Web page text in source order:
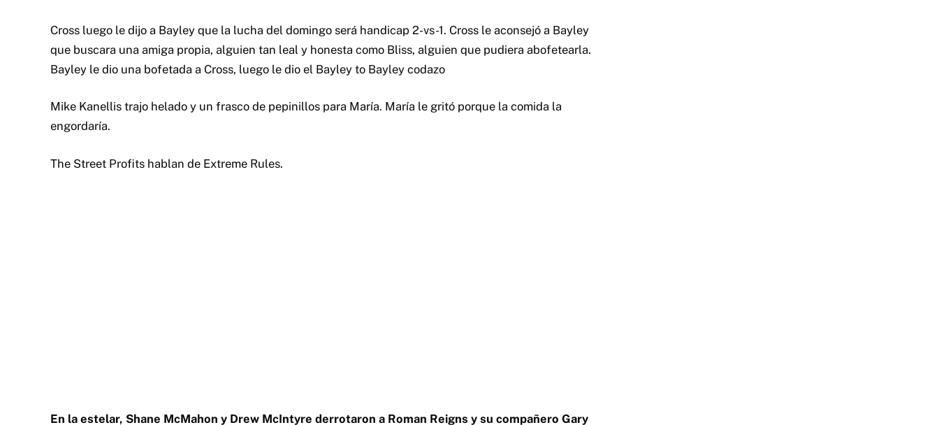
Cross luego le dijo a Bayley que la lucha del domingo será handicap 2-vs-1. Cross le aconsejó a Bayley
que buscara una amiga propia, alguien tan leal y honesta como Bliss, alguien que pudiera abofetearla.
Bayley le dio una bofetada a Cross, luego le dio el Bayley to Bayley codazo
Mike Kanellis trajo helado y un frasco de pepinillos para María. María le gritó porque la comida la
engordaría.
The Street Profits hablan de Extreme Rules.
En la estelar, Shane McMahon y Drew McIntyre derrotaron a Roman Reigns y su compañero Gary